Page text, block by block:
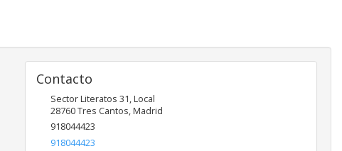
Contacto
Sector Literatos 31, Local
28760Tres Cantos,Madrid
918044423
918044423